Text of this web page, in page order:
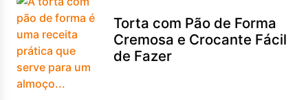
Torta com Pão de Forma
Cremosa e Crocante Fácil
de Fazer